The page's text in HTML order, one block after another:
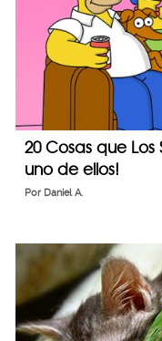
20 Cosas que Los
uno de ellos!
Por Daniel A.